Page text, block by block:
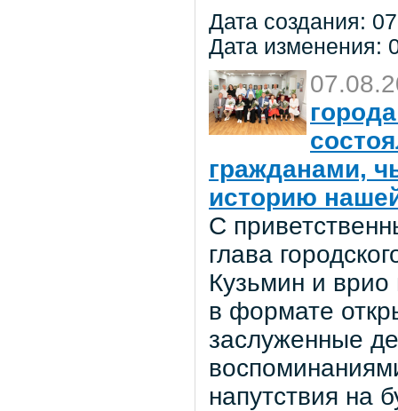
Дата создания:
Дата изменения:
гражданами,
историю
С
глава
Кузьмин и
в формате
заслуженные
напутствия на